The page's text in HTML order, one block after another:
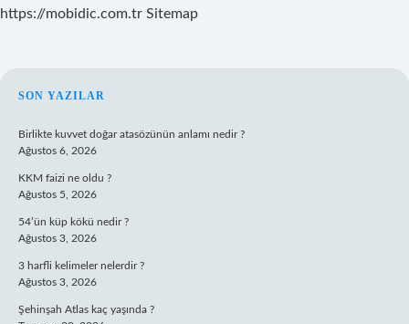
https://mobidic.com.tr Sitemap
SIDEBAR
SON YAZILAR
Birlikte kuvvet doğar atasözünün anlamı nedir ?
Ağustos 6, 2026
KKM faizi ne oldu ?
Ağustos 5, 2026
54’ün küp kökü nedir ?
Ağustos 3, 2026
3 harfli kelimeler nelerdir ?
Ağustos 3, 2026
Şehinşah Atlas kaç yaşında ?